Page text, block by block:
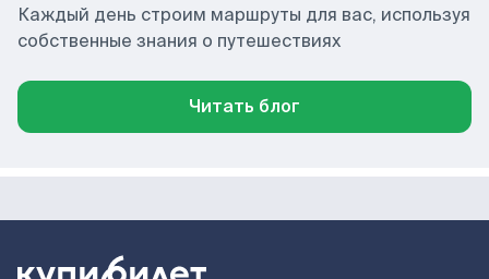
Каждый день строим маршруты для вас, используя
собственные знания о путешествиях
Читать блог